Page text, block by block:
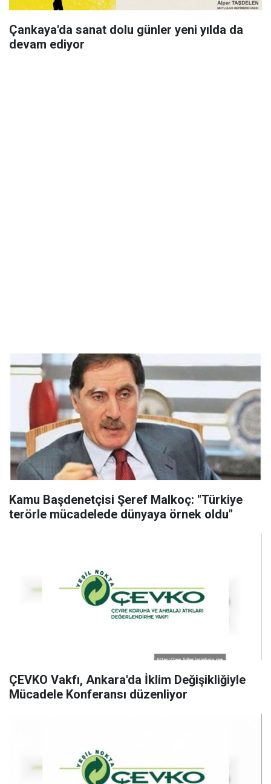
Çankaya'da sanat dolu günler yeni yılda da
devam ediyor
Kamu Başdenetçisi Şeref Malkoç: "Türkiye
terörle mücadelede dünyaya örnek oldu"
ÇEVKO Vakfı, Ankara'da İklim Değişikliğiyle
Mücadele Konferansı düzenliyor